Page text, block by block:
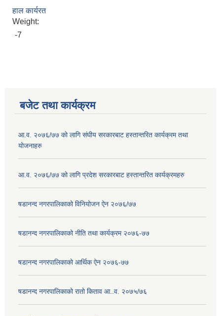
हाल कार्यरत
Weight:
-7
बजेट तथा कार्यक्रम
आ.व. २०७६/७७ को लागि संघीय सरकारबाट हस्तान्तरित कार्यक्रम तथा
योजनाहरु
आ.व. २०७६/७७ को लागि प्रदेश सरकारबाट हस्तान्तरित कार्यक्रमहरु
षडानन्द नगरपालिकाको विनियोजन ऐन २०७६/७७
षडानन्द नगरपालिकाको नीति तथा कार्यक्रम २०७६-७७
षडानन्द नगरपालिकाको आर्थिक ऐन २०७६-७७
षडानन्द नगरपालिकाको रातो किताव आ..व. २०७५/७६